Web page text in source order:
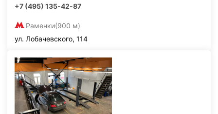
+7 (495) 135-42-87
Раменки(900 м)
ул. Лобачевского, 114